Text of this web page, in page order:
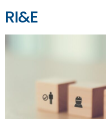
RI&E